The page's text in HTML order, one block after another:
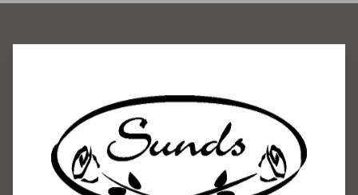
Sunds Trädgårdscenter
Öppet
Vardagar 09-18